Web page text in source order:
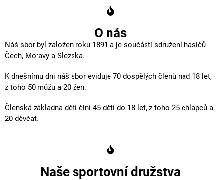
O nás
Náš sbor byl založen roku 1891 a je součástí sdružení hasičů
Čech, Moravy a Slezska.
K dnešnímu dni náš sbor eviduje 70 dospělých členů nad 18 let,
z toho 50 můžu a 20 žen.
Členská základna dětí činí 45 dětí do 18 let, z toho 25 chlapců a
20 děvčat.
Naše sportovní družstva